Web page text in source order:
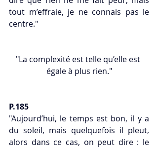
tout m’effraie, je ne connais pas le
centre."
"La complexité est telle qu’elle est
égale à plus rien."
P.185
"Aujourd’hui, le temps est bon, il y a
du soleil, mais quelquefois il pleut,
alors dans ce cas, on peut dire : le